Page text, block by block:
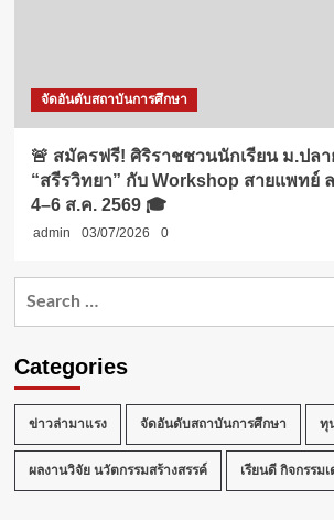
จัดอันดับสถาบันการศึกษา
🚨 สมัครฟรี! ศิริราชชวนนักเรียน ม.ปลา
“สรีรวิทยา” กับ Workshop สายแพทย์
4–6 ส.ค. 2569 🎓
admin 03/07/2026 0
Categories
ข่าวล่ามาแรง จัดอันดับสถาบันการศึกษา ทุ
ผลงานวิจัย นวัตกรรมสร้างสรรค์ เรียนดี กิจกรรม